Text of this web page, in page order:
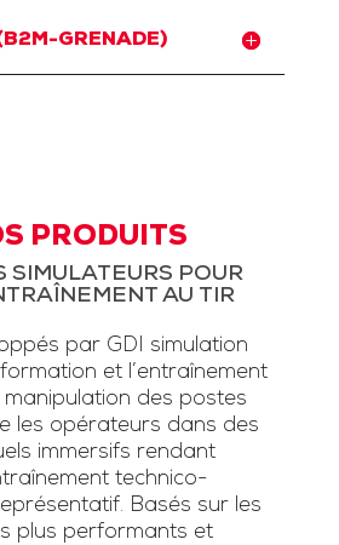
GRENADE)
PRODUITS
SIMULATEURS POUR
AU TIR
par GDI simulation
et l’entraînement
des postes
les opérateurs dans des
immersifs rendant
technico-
Basés sur les
plus performants et